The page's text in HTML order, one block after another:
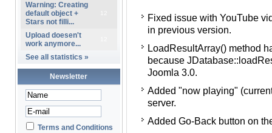
Warning: Creating
default object +
Stars not filli...
Upload doesen't
work anymore...
See all statistics »
Newsletter
Terms and Conditions
Fixed issue with YouTube
in previous version.
LoadResultArray() method
because
Joomla 3.0.
Added "now playing"
server.
Added Go-Back button on
странице, появившаяся в
Метод LoadResultArray()
что
с Joomla 3.0.
Добавлена возможность
композиции с Shoutcast
Добавлена кнопка назад
открывается по ссылке